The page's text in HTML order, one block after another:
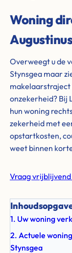
Woning
Overweegt u de
Stynsgea maar
makelaarstraject
onzekerheid? Bij
hun woning
zekerheid met
opstartkosten,
weet binnen
Vraag vrijblijvend
1. Uw woning
2. Actuele
Stynsgea